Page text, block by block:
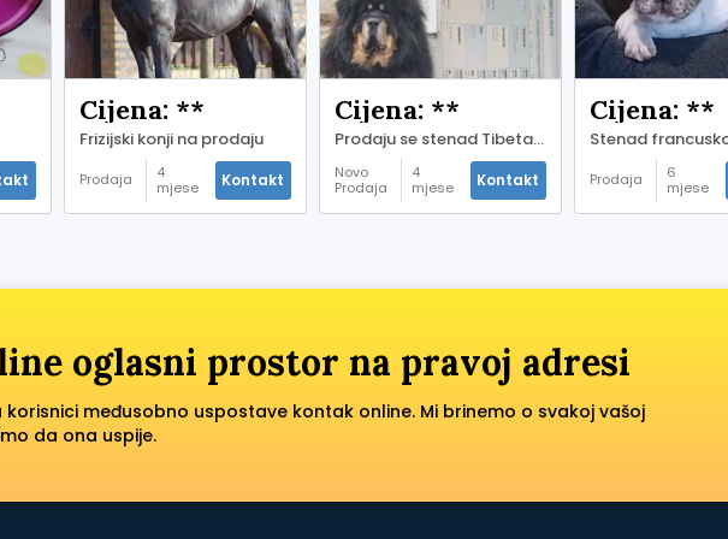
Cijena: **
Frizijski konji na prodaju
Prodaja
4
mjese
Kontakt
Cijena: **
Prodaju se stenad Tibetanskog Mastifa sampionskog porijekla
Novo
Prodaja
4
mjese
Kontakt
Cijena: **
Prodaja
6
mjese
oglasni prostor na pravoj adresi
korisnici međusobno uspostave kontak online. Mi brinemo o svakoj vašoj
da ona uspije.